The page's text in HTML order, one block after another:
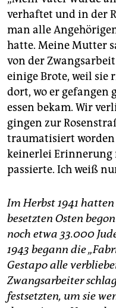
verhaftet und in der
man alle
hatte. Meine Mutter
von der Zwangsarbeit
einige Brote, weil sie
dort, wo er gefangen
essen bekam. Wir
gingen zur
traumatisiert worden
keinerlei Erinnerung
passierte. Ich weiß
Im Herbst 1941
besetzten Osten
noch etwa 33.000
1943 begann die
Gestapo alle
Zwangsarbeiter
festsetzten, um sie